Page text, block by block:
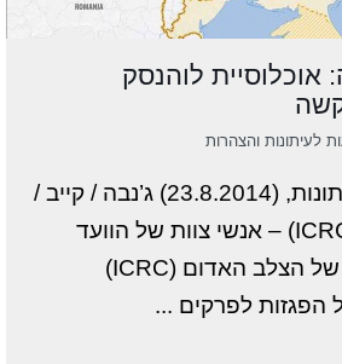
אוכלוסיית לוהנסק
לעיתונות והצהרות
הודעה לעיתונות, (23.8.2014) ג’נבה / קייב /
מוסקבה (ICRC) – אנשי צוות של הוועד
הבינלאומי של הצלב האדום (ICRC)
הפגזות לפרקים ...